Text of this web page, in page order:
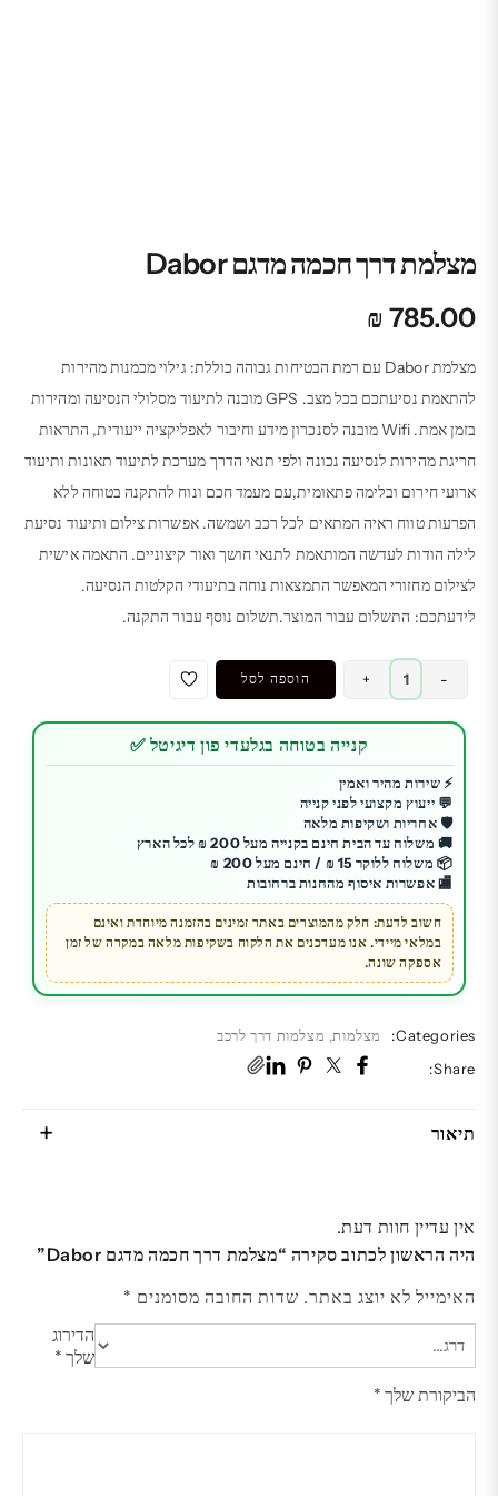
מצלמת דרך חכמה מדגם Dabor
₪ 785.00
מצלמת Dabor עם רמת הבטיחות גבוהה כוללת: גילוי מכמנות מהירות
להתאמת נסיעתכם בכל מצב. GPS מובנה לתיעוד מסלולי הנסיעה ומהירות
בזמן אמת. Wifi מובנה לסנכרון מידע וחיבור לאפליקציה ייעודית, התראות
חריגת מהירות לנסיעה נכונה ולפי תנאי הדרך מערכת לתיעוד תאונות ותיעוד
ארועי חירום ובלימה פתאומית,עם מעמד חכם ונוח להתקנה בטוחה ללא
הפרעות טווח ראיה המתאים לכל רכב ושמשה. אפשרות צילום ותיעוד נסיעת
לילה הודות לעדשה המותאמת לתנאי חושך ואור קיצוניים. התאמה אישית
לצילום מחזורי המאפשר התמצאות נוחה בתיעודי הקלטות הנסיעה.
לידעתכם: התשלום עבור המוצר.תשלום נוסף עבור התקנה.
-
כמות
של
מצלמת
חכמה
מדגם
Dabor
+ הוספה לסל
קנייה בטוחה בגלעדי פון דיגיטל ✅
⚡ שירות מהיר ואמין
💬 ייעוץ מקצועי לפני קנייה
🛡️ אחריות ושקיפות מלאה
🚚 משלוח עד הבית חינם בקנייה מעל 200 ₪ לכל הארץ
📦 משלוח ללוקר 15 ₪ / חינם מעל 200 ₪
🏬 אפשרות איסוף מהחנות ברחובות
חשוב לדעת: חלק מהמוצרים באתר זמינים בהזמנה מיוחדת ואינם
במלאי מיידי. אנו מעדכנים את הלקוח בשקיפות מלאה במקרה של זמן
אספקה שונה.
Categories: מצלמות, מצלמות דרך לרכב
Share:
תיאור
אין עדיין חוות דעת.
היה הראשון לכתוב סקירה “מצלמת דרך חכמה מדגם Dabor”
האימייל לא יוצג באתר. שדות החובה מסומנים *
הדירוג
שלך *
הביקורת שלך *